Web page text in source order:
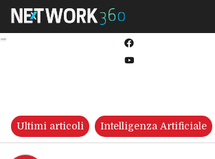
Ultimi articoli Intelligenza Artificiale